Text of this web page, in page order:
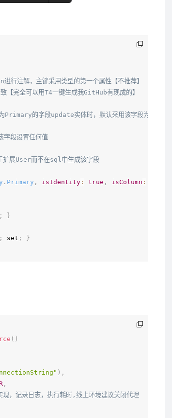
注解，主键采用类型的第一个属性【不推荐】
完全可以用T4一键生成我GitHub有现成的】
的字段update实体时，默认采用该字段为更新条件
段设置任何值
展User而不在sql中生成该字段
. Primary , isIdentity: true , isColumn :
;
}
; set ;
}
( )
) ,
,
，记录日志，执行耗时,线上环境建议关闭代理